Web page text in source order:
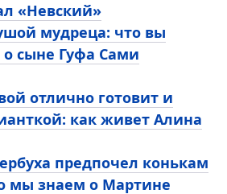
«Невский»
мудреца: что вы
о сыне Гуфа Сами
отлично готовит и
как живет Алина
предпочел конькам
мы знаем о Мартине